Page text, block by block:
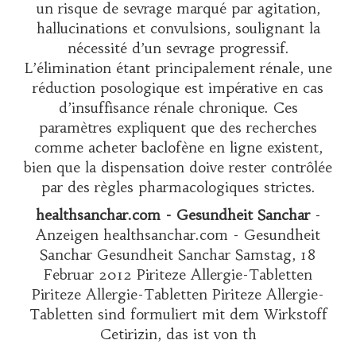
un risque de sevrage marqué par agitation,
hallucinations et convulsions, soulignant la
nécessité d’un sevrage progressif.
L’élimination étant principalement rénale, une
réduction posologique est impérative en cas
d’insuffisance rénale chronique. Ces
paramètres expliquent que des recherches
comme acheter baclofène en ligneexistent,
bien que la dispensation doive rester contrôlée
par des règles pharmacologiques strictes.
healthsanchar.com - Gesundheit Sanchar-
Anzeigen healthsanchar.com - Gesundheit
Sanchar Gesundheit Sanchar Samstag, 18
Februar 2012 Piriteze Allergie-Tabletten
Piriteze Allergie-Tabletten Piriteze Allergie-
Tabletten sind formuliert mit dem Wirkstoff
Cetirizin, das ist von th